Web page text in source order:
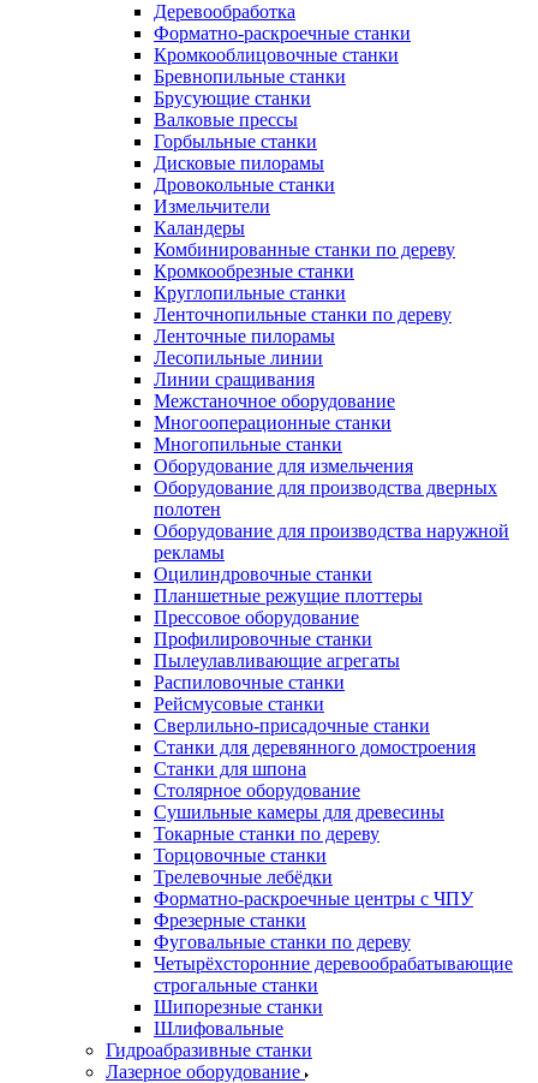
Деревообработка
Форматно-раскроечные станки
Кромкооблицовочные станки
Бревнопильные станки
Брусующие станки
Валковые прессы
Горбыльные станки
Дисковые пилорамы
Дровокольные станки
Измельчители
Каландеры
Комбинированные станки по дереву
Кромкообрезные станки
Круглопильные станки
Ленточнопильные станки по дереву
Ленточные пилорамы
Лесопильные линии
Линии сращивания
Межстаночное оборудование
Многооперационные станки
Многопильные станки
Оборудование для измельчения
Оборудование для производства дверных
полотен
Оборудование для производства наружной
рекламы
Оцилиндровочные станки
Планшетные режущие плоттеры
Прессовое оборудование
Профилировочные станки
Пылеулавливающие агрегаты
Распиловочные станки
Рейсмусовые станки
Сверлильно-присадочные станки
Станки для деревянного домостроения
Станки для шпона
Столярное оборудование
Сушильные камеры для древесины
Токарные станки по дереву
Торцовочные станки
Трелевочные лебёдки
Форматно-раскроечные центры с ЧПУ
Фрезерные станки
Фуговальные станки по дереву
Четырёхсторонние деревообрабатывающие
строгальные станки
Шипорезные станки
Шлифовальные
Гидроабразивные станки
Лазерное оборудование